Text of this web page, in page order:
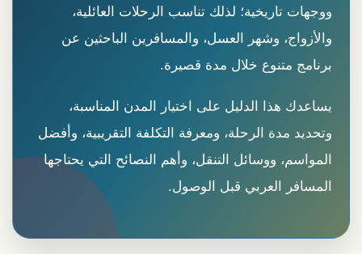
ووجهات تاريخية؛ لذلك تناسب الرحلات العائلية،
والأزواج، وشهر العسل، والمسافرين الباحثين عن
برنامج متنوع خلال مدة قصيرة.
يساعدك هذا الدليل على اختيار المدن المناسبة،
وتحديد مدة الرحلة، ومعرفة التكلفة التقريبية، وأفضل
المواسم، ووسائل التنقل، وأهم النصائح التي يحتاجها
المسافر العربي قبل الوصول.